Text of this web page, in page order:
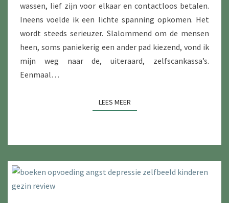
wassen, lief zijn voor elkaar en contactloos betalen.
Ineens voelde ik een lichte spanning opkomen. Het
wordt steeds serieuzer. Slalommend om de mensen
heen, soms paniekerig een ander pad kiezend, vond ik
mijn weg naar de, uiteraard, zelfscankassa’s.
Eenmaal…
LEES MEERLEES MEER